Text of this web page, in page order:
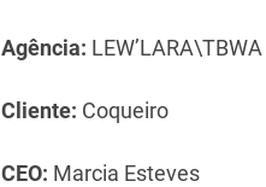
Agência: LEW’LARA\TBWA
Cliente: Coqueiro
CEO: Marcia Esteves